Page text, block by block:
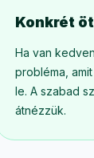
Konkrét
Ha van
probléma,
le. A szabad
átnézzük.